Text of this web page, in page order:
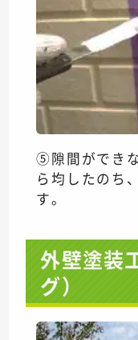
⑤隙間ができ
ら均したのち
す。
外壁塗装
グ）